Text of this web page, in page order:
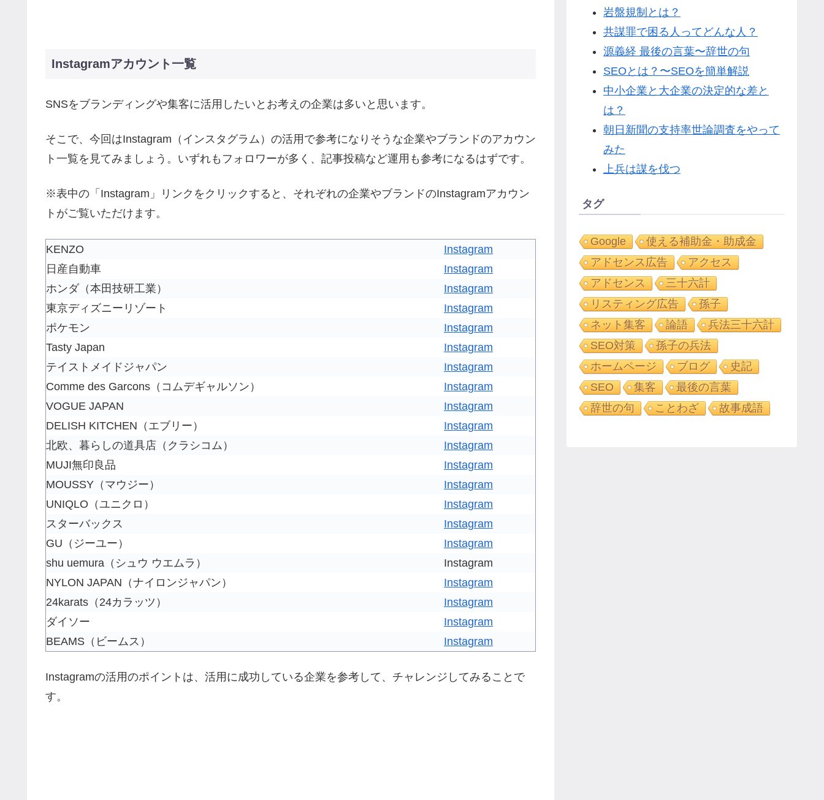
Instagramアカウント一覧
SNSをブランディングや集客に活用したいとお考えの企業は多いと思います。
そこで、今回はInstagram（インスタグラム）の活用で参考になりそうな企業やブランドのアカウン
ト一覧を見てみましょう。いずれもフォロワーが多く、記事投稿など運用も参考になるはずです。
※表中の「Instagram」リンクをクリックすると、それぞれの企業やブランドのInstagramアカウン
トがご覧いただけます。
KENZO
Instagram
日産自動車
Instagram
ホンダ（本田技研工業）
Instagram
東京ディズニーリゾート
Instagram
ポケモン
Instagram
Tasty Japan
Instagram
テイストメイドジャパン
Instagram
Comme des Garcons（コムデギャルソン）
Instagram
VOGUE JAPAN
Instagram
DELISH KITCHEN（エブリー）
Instagram
北欧、暮らしの道具店（クラシコム）
Instagram
MUJI無印良品
Instagram
MOUSSY（マウジー）
Instagram
UNIQLO（ユニクロ）
Instagram
スターバックス
Instagram
GU（ジーユー）
Instagram
shu uemura（シュウ ウエムラ）
Instagram
NYLON JAPAN（ナイロンジャパン）
Instagram
24karats（24カラッツ）
Instagram
ダイソー
Instagram
BEAMS（ビームス）
Instagram
Instagramの活用のポイントは、活用に成功している企業を参考して、チャレンジしてみることで
す。
岩盤規制とは？
共謀罪で困る人ってどんな人？
源義経 最後の言葉〜辞世の句
SEOとは？〜SEOを簡単解説
中小企業と大企業の決定的な差と
は？
朝日新聞の支持率世論調査をやって
みた
上兵は謀を伐つ
タグ
Google
使える補助金・助成金
アドセンス広告
アクセス
アドセンス
三十六計
リスティング広告
孫子
ネット集客
論語
兵法三十六計
SEO対策
孫子の兵法
ホームページ
ブログ
史記
SEO
集客
最後の言葉
辞世の句
ことわざ 故事成語